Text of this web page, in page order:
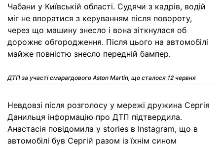
Чабани у Київській області. Судячи з кадрів, водій
міг не впоратися з керуванням після повороту,
через що машину знесло і вона зіткнулася об
дорожнє обгородження. Після цього на автомобілі
майже повністю знесло передній бампер.
ДТП за участі смарагдового Aston Martin, що сталося 12 червня
Невдовзі після розголосу у мережі дружина Сергія
Данильця інформацію про ДТП підтвердила.
Анастасія повідомила у stories в Instagram, що в
автомобілі був Сергій разом із їхнім сином